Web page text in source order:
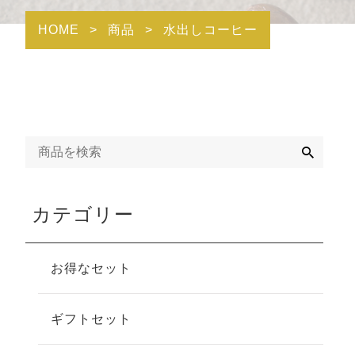
HOME > 商品 > 水出しコーヒー
カテゴリー
お得なセット
ギフトセット